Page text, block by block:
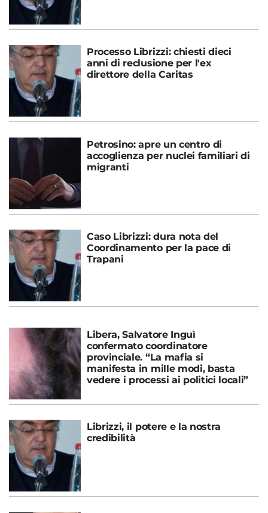
Processo Librizzi: chiesti dieci
anni di reclusione per l'ex
direttore della Caritas
Petrosino: apre un centro di
accoglienza per nuclei familiari di
migranti
Caso Librizzi: dura nota del
Coordinamento per la pace di
Trapani
Libera, Salvatore Inguì
confermato coordinatore
provinciale. “La mafia si
manifesta in mille modi, basta
vedere i processi ai politici locali”
Librizzi, il potere e la nostra
credibilità